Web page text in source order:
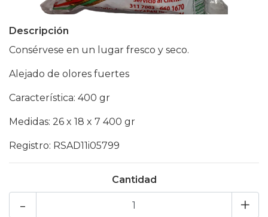
Descripción
Consérvese en un lugar fresco y seco.
Alejado de olores fuertes
Característica: 400 gr
Medidas: 26 x 18 x 7 400 gr
Registro: RSAD11i05799
Cantidad
+
-